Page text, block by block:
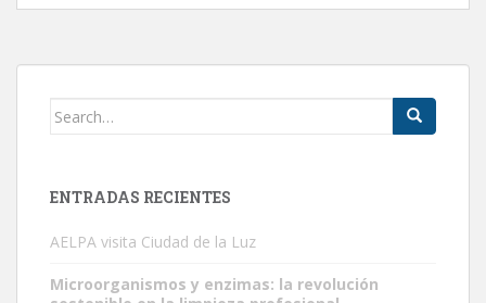
Search
ENTRADAS RECIENTES
AELPA visita Ciudad de la Luz
Microorganismos y enzimas: la revolución